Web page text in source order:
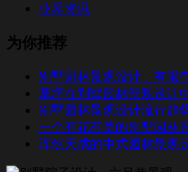
业界资讯
为你推荐
别墅园林景观设计，有限
草坪在别墅园林景观设计
别墅园林景观设计流行趋
一个有花有草的别墅园林
浑然天成的中式园林景观